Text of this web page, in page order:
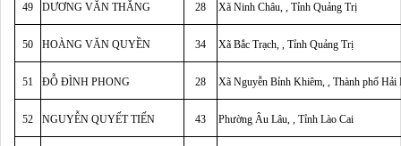
49 DƯƠNG VĂN THẮNG 28 Xã Ninh Châu, , Tỉnh Quảng Trị
50 HOÀNG VĂN QUYỀN 34 Xã Bắc Trạch, , Tỉnh Quảng Trị
51 ĐỖ ĐÌNH PHONG 28 Xã Nguyễn Bỉnh Khiêm, , Thành phố Hải
52 NGUYỄN QUYẾT TIẾN 43 Phường Âu Lâu, , Tỉnh Lào Cai